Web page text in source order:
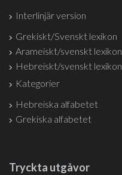
Interlinjär version
Grekiskt/Svenskt lexikon
Arameiskt/svenskt lexikon
Hebreiskt/svenskt lexikon
Kategorier
Hebreiska alfabetet
Grekiska alfabetet
Tryckta utgåvor